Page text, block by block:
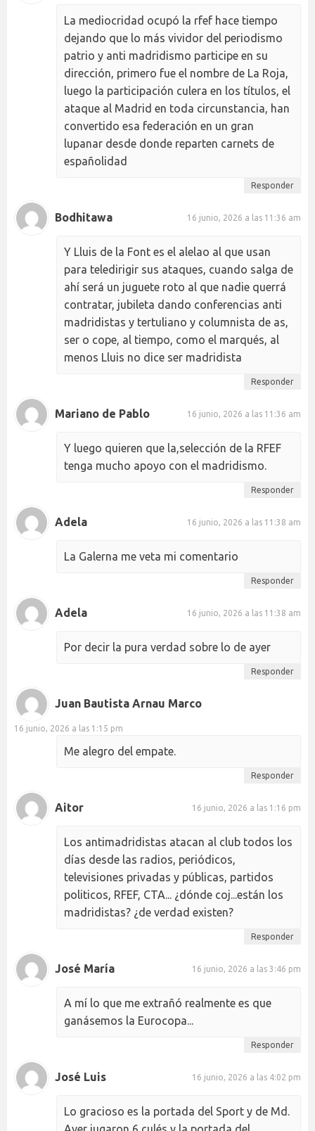
La mediocridad ocupó la rfef hace tiempo
dejando que lo más vividor del periodismo
patrio y anti madridismo participe en su
dirección, primero fue el nombre de La Roja,
luego la participación culera en los títulos, el
ataque al Madrid en toda circunstancia, han
convertido esa federación en un gran
lupanar desde donde reparten carnets de
españolidad
Responder
Bodhitawa 16 junio, 2026 a las 11:36 am
Y Lluis de la Font es el alelao al que usan
para teledirigir sus ataques, cuando salga de
ahí será un juguete roto al que nadie querrá
contratar, jubileta dando conferencias anti
madridistas y tertuliano y columnista de as,
ser o cope, al tiempo, como el marqués, al
menos Lluis no dice ser madridista
Responder
Mariano de Pablo 16 junio, 2026 a las 11:36 am
Y luego quieren que la,selección de la RFEF
tenga mucho apoyo con el madridismo.
Responder
Adela 16 junio, 2026 a las 11:38 am
La Galerna me veta mi comentario
Responder
Adela 16 junio, 2026 a las 11:38 am
Por decir la pura verdad sobre lo de ayer
Responder
Juan Bautista Arnau Marco
16 junio, 2026 a las 1:15 pm
Me alegro del empate.
Responder
Aitor 16 junio, 2026 a las 1:16 pm
Los antimadridistas atacan al club todos los
días desde las radios, periódicos,
televisiones privadas y públicas, partidos
politicos, RFEF, CTA... ¿dónde coj...están los
madridistas? ¿de verdad existen?
Responder
José María 16 junio, 2026 a las 3:46 pm
A mí lo que me extrañó realmente es que
ganásemos la Eurocopa...
Responder
José Luis 16 junio, 2026 a las 4:02 pm
Lo gracioso es la portada del Sport y de Md.